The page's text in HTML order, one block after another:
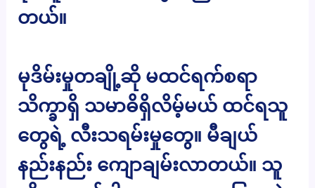
တယ်။
မုဒိမ်းမှုတချို့ဆို မထင်ရက်စရာ
သိက္ခာရှိ သမာဓိရှိလိမ့်မယ် ထင်ရသူ
တွေရဲ့ လီးသရမ်းမှုတွေ။ မီချယ်
နည်းနည်း ကျောချမ်းလာတယ်။ သူ